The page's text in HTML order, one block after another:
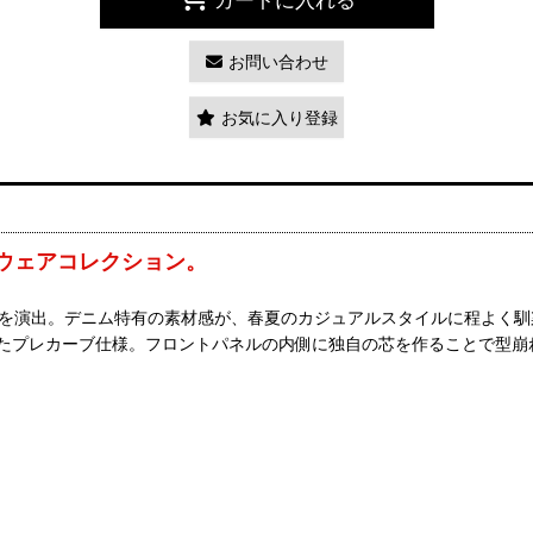
お問い合わせ
お気に入り登録
アコレクション。
出。デニム特有の素材感が、春夏のカジュアルスタイルに程よく
レカーブ仕様。フロントパネルの内側に独自の芯を作ることで型